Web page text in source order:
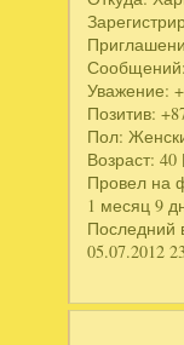
Сообщений:
Уважение:
Позитив:
Пол:
Возраст: 40
Провел на
1 месяц 9
Последний
05.07.2012